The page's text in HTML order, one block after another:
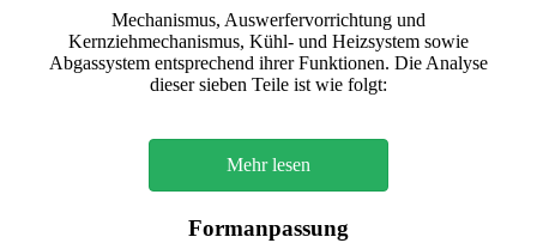
Mechanismus, Auswerfervorrichtung und
Kernziehmechanismus, Kühl- und Heizsystem sowie
Abgassystem entsprechend ihrer Funktionen. Die Analyse
dieser sieben Teile ist wie folgt:
Mehr lesen
Formanpassung